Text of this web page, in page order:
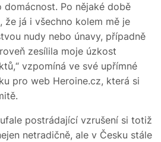
Po nějaké době
že já i všechno kolem mě je
nudy nebo únavy, případně
zesílila moje úzkost
vzpomíná ve své upřímné
pro web Heroine.cz, která si
postrádající vzrušení si totiž
netradičně, ale v Česku stále